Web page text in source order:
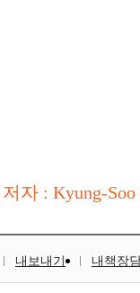
저자 : Kyung-Soo
내보내기 내책장